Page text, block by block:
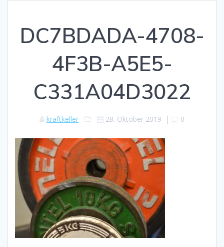
DC7BDADA-4708-
4F3B-A5E5-
C331A04D3022
kraftkeller 28. Oktober 2019 | 0